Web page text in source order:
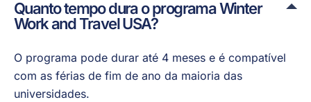
Quanto tempo dura o programa Winter
Work and Travel USA?
O programa pode durar até 4 meses e é compatível
com as férias de fim de ano da maioria das
universidades.